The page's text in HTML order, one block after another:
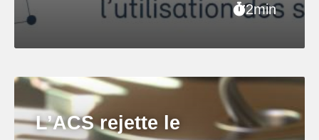
2min
L’ACS rejette le